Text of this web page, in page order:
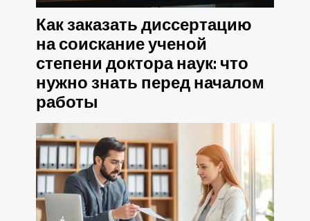
Как заказать диссертацию
на соискание ученой
степени доктора наук: что
нужно знать перед началом
работы